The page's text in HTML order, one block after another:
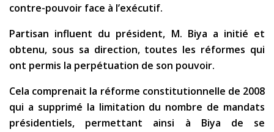
contre-pouvoir face à l’exécutif.
Partisan influent du président, M. Biya a initié et
obtenu, sous sa direction, toutes les réformes qui
ont permis la perpétuation de son pouvoir.
Cela comprenait la réforme constitutionnelle de 2008
qui a supprimé la limitation du nombre de mandats
présidentiels, permettant ainsi à Biya de se